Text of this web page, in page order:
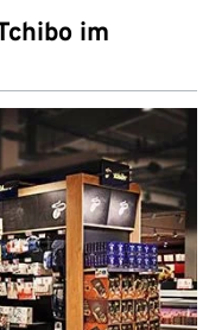
im